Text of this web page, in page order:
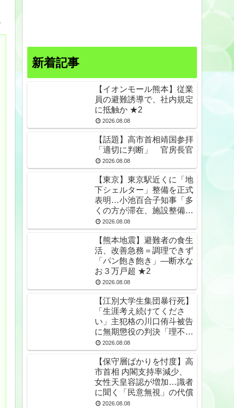
新着記事
【イオンモール熊本】従業
員の避難誘導で、社内規定
に抵触か ★2
2026.08.08
【話題】高市首相靖国参拝
「適切に判断」 官房長官
2026.08.08
【東京】東京駅近くに「地
下シェルター」整備を正式
表明…小池百合子知事「多
くの方が滞在、施設整備の
効果高い」 ★2
2026.08.08
【熊本地震】避難者の食生
活、改善急務＝調理できず
「パン飽き飽き」―断水な
お３万戸超 ★2
2026.08.08
【江別大学生集団暴行死】
「生涯考え続けてくださ
い」主犯格の川口侑斗被告
に無期懲役の判決「理不尽
以外の何ものでもない」
★2
2026.08.08
【保守層ばかりを忖度】高
市首相 内閣支持率減少、
女性天皇容認が増加…識者
に聞く「民意無視」の代償
2026.08.08